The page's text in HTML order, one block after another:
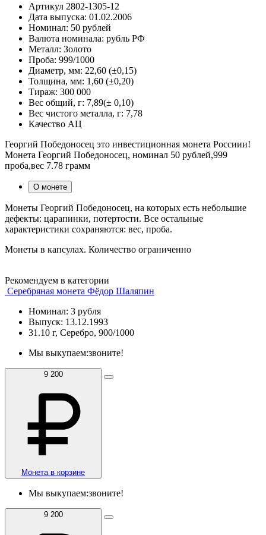
Артикул 2802-1305-12
Дата выпуска: 01.02.2006
Номинал: 50 рублей
Валюта номинала: рубль РФ
Металл: Золото
Проба: 999/1000
Диаметр, мм: 22,60 (±0,15)
Толщина, мм: 1,60 (±0,20)
Тираж: 300 000
Вес общий, г: 7,89(± 0,10)
Вес чистого металла, г: 7,78
Качество АЦ
Георгий Победоносец это инвестиционная монета Россиии!
Монета Георгий Победоносец, номинал 50 рублей,999
проба,вес 7.78 грамм
О монете
Монеты Георгий Победоносец, на которых есть небольшие
дефекты: царапинки, потертости. Все остальные
характеристики сохраняются: вес, проба.
Монеты в капсулах. Количество ограниченно
Рекомендуем в категории
Серебряная монета Фёдор Шаляпин
Номинал: 3 рубля
Выпуск: 13.12.1993
31.10 г, Серебро, 900/1000
Мы выкупаем:звоните!
9 200
Монета в корзине
Мы выкупаем:звоните!
9 200